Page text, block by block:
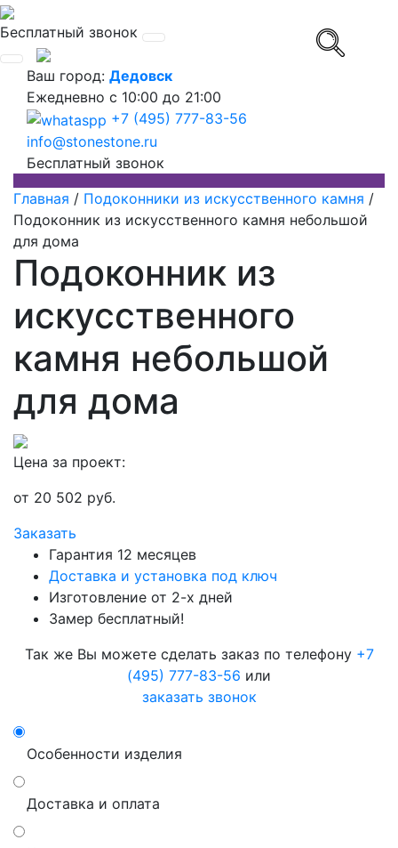
Бесплатный звонок
Ваш город: Дедовск
Ежедневно с 10:00 до 21:00
+7 (495) 777-83-56
info@stonestone.ru
Бесплатный звонок
Главная / Подоконники из искусственного камня /
Подоконник из искусственного камня небольшой
для дома
Подоконник из
искусственного
камня небольшой
для дома
Цена за проект:
от 20 502 руб.
Заказать
Гарантия 12 месяцев
Доставка и установка под ключ
Изготовление от 2-х дней
Замер бесплатный!
Так же Вы можете сделать заказ по телефону +7
(495) 777-83-56 или
заказать звонок
Особенности изделия
Доставка и оплата